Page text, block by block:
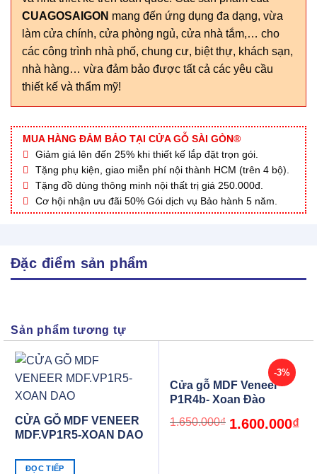
CUAGOSAIGON mang đến ứng dụng đa dạng, vừa
làm cửa chính, cửa phòng ngủ, cửa nhà tắm,… cho
các công trình nhà phố, chung cư, biệt thự, khách sạn,
nhà hàng… vừa đảm bảo được tất cả các yêu cầu
thiết kế và thẩm mỹ!
MUA HÀNG ĐẢM BẢO TẠI CỬA GỖ SÀI GÒN®
Giảm giá lên đến 25% khi thiết kế lắp đặt trọn gói.
Tặng phụ kiện, giao miễn phí nội thành HCM (trên 4 bộ).
Tặng đồ dùng thông minh nội thất trị giá 250.000đ.
Cơ hội nhận ưu đãi 50% Gói dịch vụ Bảo hành 5 năm.
Đặc điểm sản phẩm
Sản phẩm tương tự
CỬA GỖ MDF VENEER
MDF.VP1R5-XOAN DAO
ĐỌC TIẾP
-3%
Cửa gỗ MDF Veneer
P1R4b- Xoan Đào
1.650.000₫ Original
price
1.600.000₫